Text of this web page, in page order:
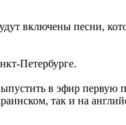
включены песни,
Петербурге.
в эфир первую
так и на